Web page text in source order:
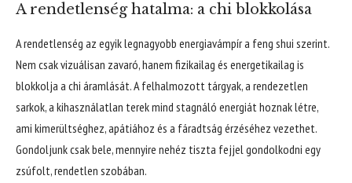
A rendetlenség hatalma: a chi blokkolása
A rendetlenség az egyik legnagyobb energiavámpír a feng shui szerint.
Nem csak vizuálisan zavaró, hanem fizikailag és energetikailag is
blokkolja a chi áramlását. A felhalmozott tárgyak, a rendezetlen
sarkok, a kihasználatlan terek mind stagnáló energiát hoznak létre,
ami kimerültséghez, apátiához és a fáradtság érzéséhez vezethet.
Gondoljunk csak bele, mennyire nehéz tiszta fejjel gondolkodni egy
zsúfolt, rendetlen szobában.